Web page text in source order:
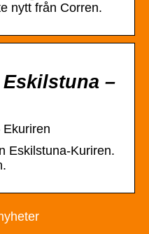
nytt från Corren.
–
Eskilstuna-Kuriren.